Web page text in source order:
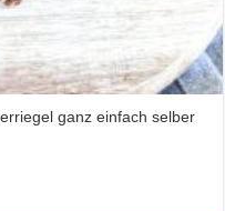
ganz einfach selber